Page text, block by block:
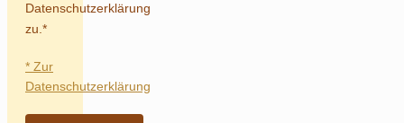
Datenschutzerklärung
zu.*
* Zur
Datenschutzerklärung